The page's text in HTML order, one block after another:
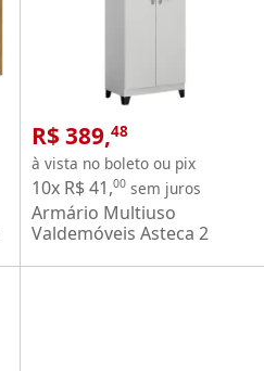
R$ 389,48
à vista no boleto ou pix
10x R$ 41,00 sem juros
Armário Multiuso
Valdemóveis Asteca 2
Brilho